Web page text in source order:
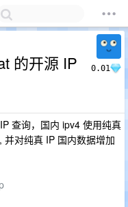
0.01
的开源 IP
查询，国内 ipv4 使用纯真
对纯真 IP 国内数据增加